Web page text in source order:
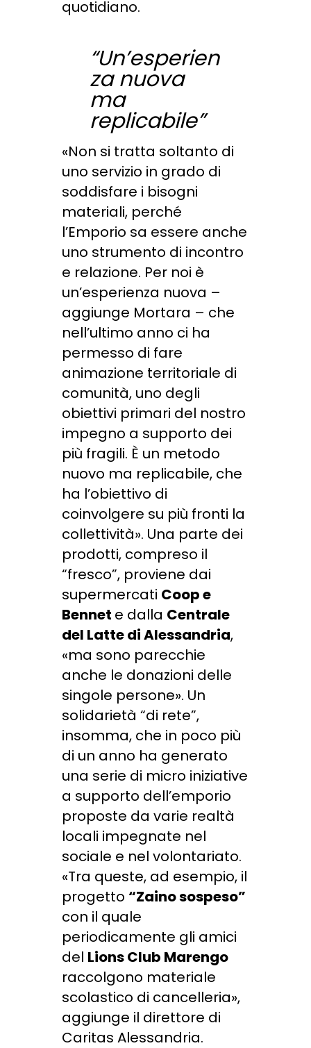
quotidiano.
“Un’esperien
za nuova
ma
replicabile”
«Non si tratta soltanto di
uno servizio in grado di
soddisfare i bisogni
materiali, perché
l’Emporio sa essere anche
uno strumento di incontro
e relazione. Per noi è
un’esperienza nuova –
aggiunge Mortara – che
nell’ultimo anno ci ha
permesso di fare
animazione territoriale di
comunità, uno degli
obiettivi primari del nostro
impegno a supporto dei
più fragili. È un metodo
nuovo ma replicabile, che
ha l’obiettivo di
coinvolgere su più fronti la
collettività». Una parte dei
prodotti, compreso il
“fresco”, proviene dai
supermercati Coop e
Bennet e dalla Centrale
del Latte di Alessandria,
«ma sono parecchie
anche le donazioni delle
singole persone». Un
solidarietà “di rete”,
insomma, che in poco più
di un anno ha generato
una serie di micro iniziative
a supporto dell’emporio
proposte da varie realtà
locali impegnate nel
sociale e nel volontariato.
«Tra queste, ad esempio, il
progetto “Zaino sospeso”
con il quale
periodicamente gli amici
del Lions Club Marengo
raccolgono materiale
scolastico di cancelleria»,
aggiunge il direttore di
Caritas Alessandria.